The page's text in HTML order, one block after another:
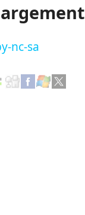
nc-sa